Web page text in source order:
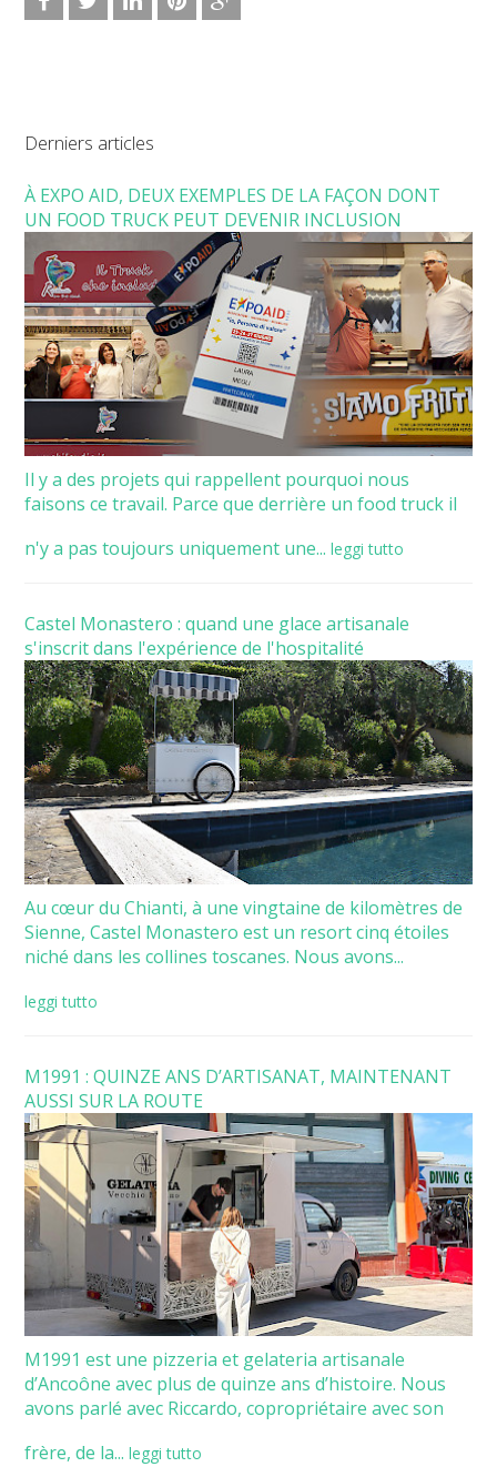
Derniers articles
À EXPO AID, DEUX EXEMPLES DE LA FAÇON DONT
UN FOOD TRUCK PEUT DEVENIR INCLUSION
Il y a des projets qui rappellent pourquoi nous
faisons ce travail. Parce que derrière un food truck il
n'y a pas toujours uniquement une... leggi tutto
Castel Monastero : quand une glace artisanale
s'inscrit dans l'expérience de l'hospitalité
Au cœur du Chianti, à une vingtaine de kilomètres de
Sienne, Castel Monastero est un resort cinq étoiles
niché dans les collines toscanes. Nous avons...
leggi tutto
M1991 : QUINZE ANS D’ARTISANAT, MAINTENANT
AUSSI SUR LA ROUTE
M1991 est une pizzeria et gelateria artisanale
d’Ancoône avec plus de quinze ans d’histoire. Nous
avons parlé avec Riccardo, copropriétaire avec son
frère, de la... leggi tutto